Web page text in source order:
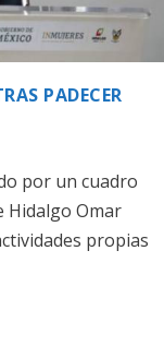
PADECER
por un cuadro
Hidalgo Omar
propias